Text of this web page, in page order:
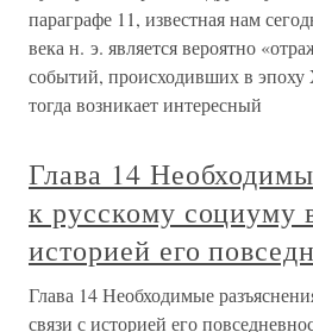
параграфе 11, известная нам
века н. э. является вероятно
событий, происходивших в
тогда возникает интересный
Глава 14
к русскому социуму
историей его
Глава 14 Необходимые
связи с историей его